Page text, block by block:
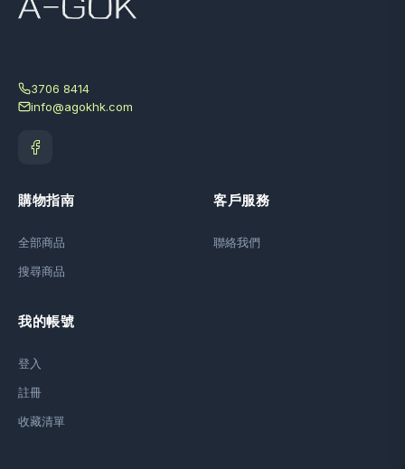
3706 8414
info@agokhk.com
購物指南
全部商品
搜尋商品
客戶服務
聯絡我們
我的帳號
登入
註冊
收藏清單